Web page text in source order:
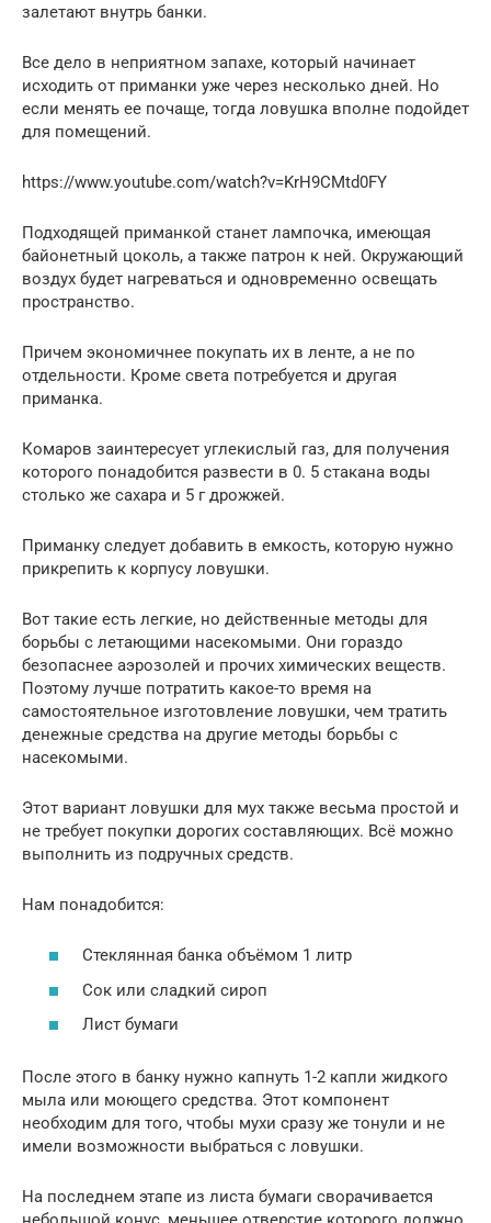
залетают внутрь банки.
Все дело в неприятном запахе, который начинает
исходить от приманки уже через несколько дней. Но
если менять ее почаще, тогда ловушка вполне подойдет
для помещений.
https://www.youtube.com/watch?v=KrH9CMtd0FY
Подходящей приманкой станет лампочка, имеющая
байонетный цоколь, а также патрон к ней. Окружающий
воздух будет нагреваться и одновременно освещать
пространство.
Причем экономичнее покупать их в ленте, а не по
отдельности. Кроме света потребуется и другая
приманка.
Комаров заинтересует углекислый газ, для получения
которого понадобится развести в 0. 5 стакана воды
столько же сахара и 5 г дрожжей.
Приманку следует добавить в емкость, которую нужно
прикрепить к корпусу ловушки.
Вот такие есть легкие, но действенные методы для
борьбы с летающими насекомыми. Они гораздо
безопаснее аэрозолей и прочих химических веществ.
Поэтому лучше потратить какое-то время на
самостоятельное изготовление ловушки, чем тратить
денежные средства на другие методы борьбы с
насекомыми.
Этот вариант ловушки для мух также весьма простой и
не требует покупки дорогих составляющих. Всё можно
выполнить из подручных средств.
Нам понадобится:
Стеклянная банка объёмом 1 литр
Сок или сладкий сироп
Лист бумаги
После этого в банку нужно капнуть 1-2 капли жидкого
мыла или моющего средства. Этот компонент
необходим для того, чтобы мухи сразу же тонули и не
имели возможности выбраться с ловушки.
На последнем этапе из листа бумаги сворачивается